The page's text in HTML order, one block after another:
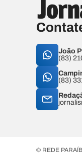
João
(83)
(83)
© REDE